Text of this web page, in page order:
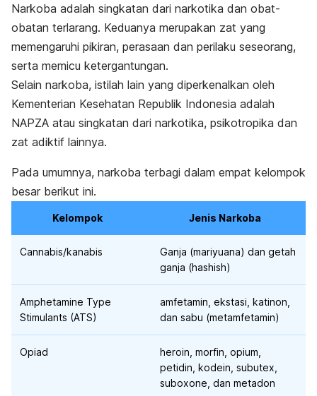
Narkoba adalah singkatan dari narkotika dan obat-
obatan terlarang. Keduanya merupakan zat yang
memengaruhi pikiran, perasaan dan perilaku seseorang,
serta memicu ketergantungan.
Selain narkoba, istilah lain yang diperkenalkan oleh
Kementerian Kesehatan Republik Indonesia adalah
NAPZA atau singkatan dari narkotika, psikotropika dan
zat adiktif lainnya.
Pada umumnya, narkoba terbagi dalam empat kelompok
besar berikut ini.
Kelompok Jenis Narkoba
Cannabis/kanabis
Ganja (mariyuana) dan getah
ganja (hashish)
Amphetamine Type
Stimulants (ATS)
amfetamin, ekstasi, katinon,
dan sabu (metamfetamin)
Opiad
heroin, morfin, opium,
petidin, kodein, subutex
suboxone , dan metadon